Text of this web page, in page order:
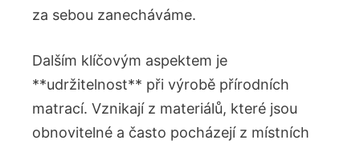
za sebou zanecháváme.
Dalším‌ klíčovým aspektem je
**udržitelnost** při výrobě přírodních
matrací. Vznikají z materiálů, které jsou⁤
obnovitelné ⁢a často pocházejí z místních